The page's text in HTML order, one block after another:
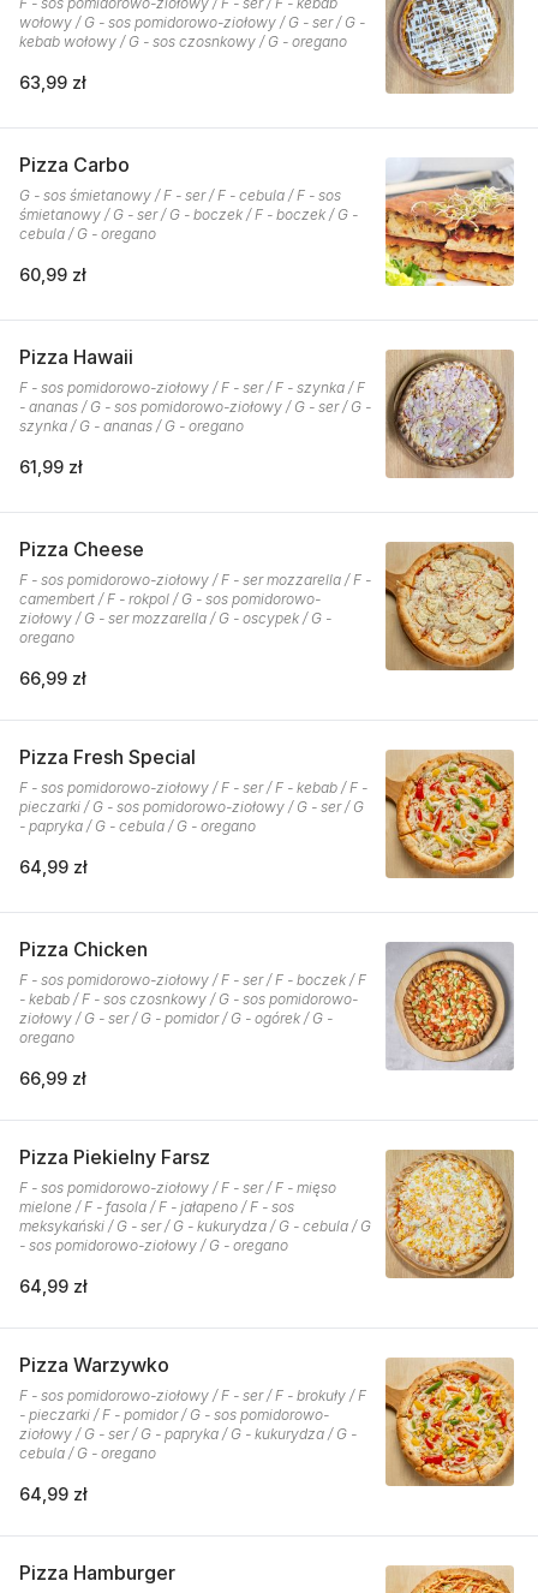
wołowy / G - sos pomidorowo-ziołowy / G - ser / G -
kebab wołowy / G - sos czosnkowy / G - oregano
63,99 zł
Pizza Carbo
G - sos śmietanowy / F - ser / F - cebula / F - sos
śmietanowy / G - ser / G - boczek / F - boczek / G -
cebula / G - oregano
60,99 zł
Pizza Hawaii
F - sos pomidorowo-ziołowy / F - ser / F - szynka / F
- ananas / G - sos pomidorowo-ziołowy / G - ser / G -
szynka / G - ananas / G - oregano
61,99 zł
Pizza Cheese
F - sos pomidorowo-ziołowy / F - ser mozzarella / F -
camembert / F - rokpol / G - sos pomidorowo-
ziołowy / G - ser mozzarella / G - oscypek / G -
oregano
66,99 zł
Pizza Fresh Special
F - sos pomidorowo-ziołowy / F - ser / F - kebab / F -
pieczarki / G - sos pomidorowo-ziołowy / G - ser / G
- papryka / G - cebula / G - oregano
64,99 zł
Pizza Chicken
F - sos pomidorowo-ziołowy / F - ser / F - boczek / F
- kebab / F - sos czosnkowy / G - sos pomidorowo-
ziołowy / G - ser / G - pomidor / G - ogórek / G -
oregano
66,99 zł
Pizza Piekielny Farsz
F - sos pomidorowo-ziołowy / F - ser / F - mięso
mielone / F - fasola / F - jałapeno / F - sos
meksykański / G - ser / G - kukurydza / G - cebula / G
- sos pomidorowo-ziołowy / G - oregano
64,99 zł
Pizza Warzywko
F - sos pomidorowo-ziołowy / F - ser / F - brokuły / F
- pieczarki / F - pomidor / G - sos pomidorowo-
ziołowy / G - ser / G - papryka / G - kukurydza / G -
cebula / G - oregano
64,99 zł
Pizza Hamburger